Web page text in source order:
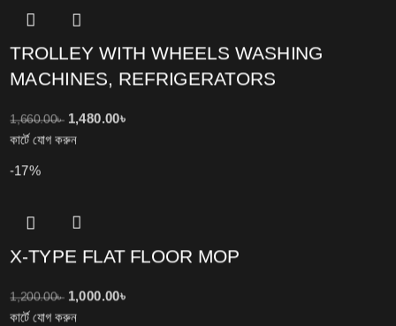
TROLLEY WITH WHEELS WASHING
MACHINES, REFRIGERATORS
1,660.00৳ 1,480.00৳
কার্টে যোগ করুন
-17%
X-TYPE FLAT FLOOR MOP
1,200.00৳ 1,000.00৳
কার্টে যোগ করুন